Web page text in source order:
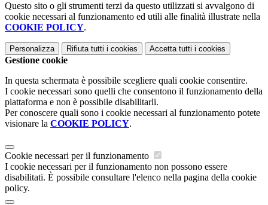
Questo sito o gli strumenti terzi da questo utilizzati si avvalgono di
cookie necessari al funzionamento ed utili alle finalità illustrate nella
COOKIE POLICY.
Personalizza Rifiuta tutti i cookies Accetta tutti i cookies
Gestione cookie
In questa schermata è possibile scegliere quali cookie consentire.
I cookie necessari sono quelli che consentono il funzionamento della
piattaforma e non è possibile disabilitarli.
Per conoscere quali sono i cookie necessari al funzionamento potete
visionare la COOKIE POLICY.
Cookie necessari per il funzionamento
I cookie necessari per il funzionamento non possono essere
disabilitati. È possibile consultare l'elenco nella pagina della cookie
policy.